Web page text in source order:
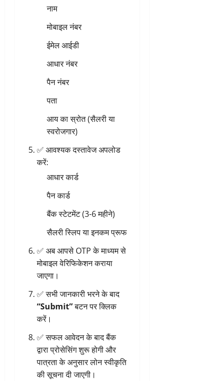
नाम
मोबाइल नंबर
ईमेल आईडी
आधार नंबर
पैन नंबर
पता
आय का स्रोत (सैलरी या
स्वरोजगार)
✅ आवश्यक दस्तावेज अपलोड
करें:
आधार कार्ड
पैन कार्ड
बैंक स्टेटमेंट (3-6 महीने)
सैलरी स्लिप या इनकम प्रूफ
✅ अब आपसे OTP के माध्यम से
मोबाइल वेरिफिकेशन कराया
जाएगा।
✅ सभी जानकारी भरने के बाद
“Submit”बटन पर क्लिक
करें।
✅ सफल आवेदन के बाद बैंक
द्वारा प्रोसेसिंग शुरू होगी और
पात्रता के अनुसार लोन स्वीकृति
की सूचना दी जाएगी।